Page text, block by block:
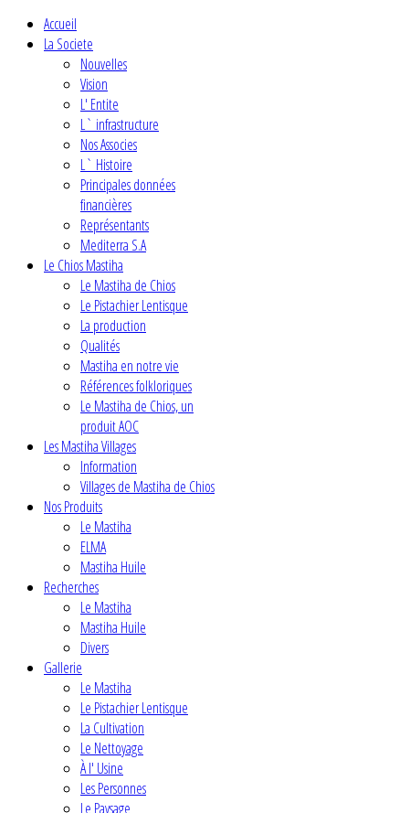
Accueil
La Societe
Nouvelles
Vision
L' Entite
L` infrastructure
Nos Associes
L` Histoire
Principales données
financières
Représentants
Mediterra S.A
Le Chios Mastiha
Le Mastiha de Chios
Le Pistachier Lentisque
La production
Qualités
Mastiha en notre vie
Références folkloriques
Le Mastiha de Chios, un
produit AOC
Les Mastiha Villages
Information
Villages de Mastiha de Chios
Nos Produits
Le Mastiha
ELMA
Mastiha Huile
Recherches
Le Mastiha
Mastiha Huile
Divers
Gallerie
Le Mastiha
Le Pistachier Lentisque
La Cultivation
Le Nettoyage
À l' Usine
Les Personnes
Le Paysage